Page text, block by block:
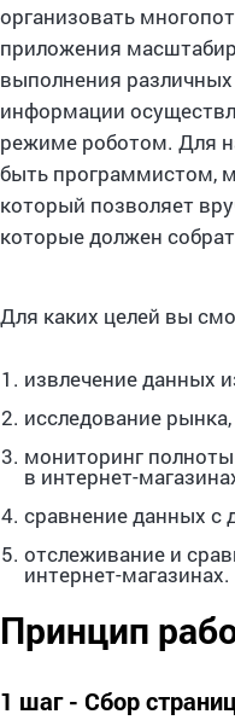
организовать
приложения
выполнения
информации
режиме роботом. Для
быть программистом,
который позволяет
которые должен
Для каких целей вы
извлечение данных
исследование рынка,
мониторинг
в интернет-
сравнение данных с
отслеживание и
интернет-магазинах.
Принцип
1 шаг - Сбор